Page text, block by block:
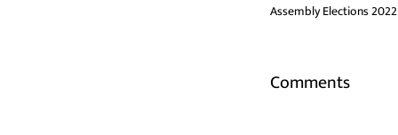
Assembly Elections 2022
Comments